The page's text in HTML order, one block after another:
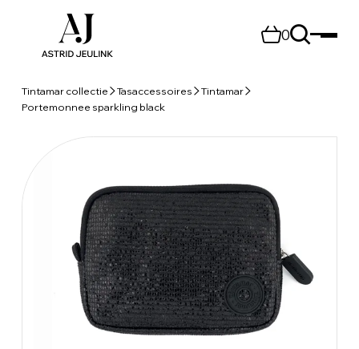
0
Tintamar collectie Tasaccessoires
Tintamar
Portemonnee sparkling black